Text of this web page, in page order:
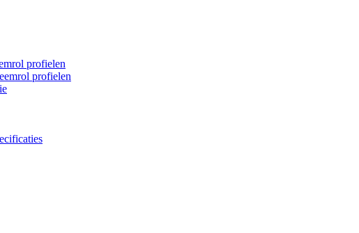
profielen
profielen